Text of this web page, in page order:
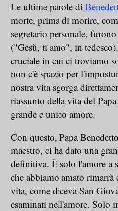
Le ultime parole di
morte, prima di morire,
segretario personale,
("Gesù, ti amo", in
cruciale in cui ci troviamo
non c'è spazio per
nostra vita sgorga
riassunto della vita del
grande e unico amore.
Con questo, Papa
maestro, ci ha dato una
definitiva. È solo l'amore a
che abbiamo amato rimarrà
vita, come diceva San
esaminati nell'amore. Solo